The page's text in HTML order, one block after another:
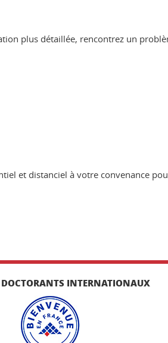
plus détaillée, rencontrez un
et distanciel à votre convenance
INTERNATIONAUX